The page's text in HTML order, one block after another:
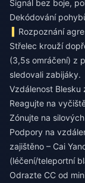
Signál bez boje,
Dekódování
Rozpoznání
Střelec krouží
(3,5s omráčení) z
sledovali zabijáky.
Vzdálenost Blesku
Reagujte na
Zónujte na
Podpory na
zajištěno – Cai
(léčení/teleportní
Odrazte CC od